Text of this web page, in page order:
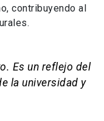
contribuyendo al
Es un reflejo del
la universidad y